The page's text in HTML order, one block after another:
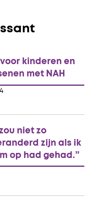
kinderen en
met NAH
niet zo
zijn als ik
op had gehad.”